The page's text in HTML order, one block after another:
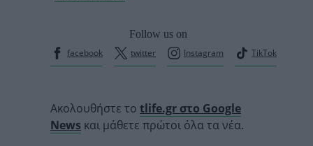
Follow us on
facebook
twitter Instagram TikTok
Ακολουθήστε το tlife.gr στο Google
News και μάθετε πρώτοι όλα τα νέα.